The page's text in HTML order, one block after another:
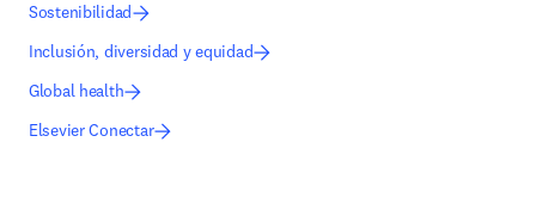
Sostenibilidad
Inclusión, diversidad y equidad
Global health
Elsevier Conectar